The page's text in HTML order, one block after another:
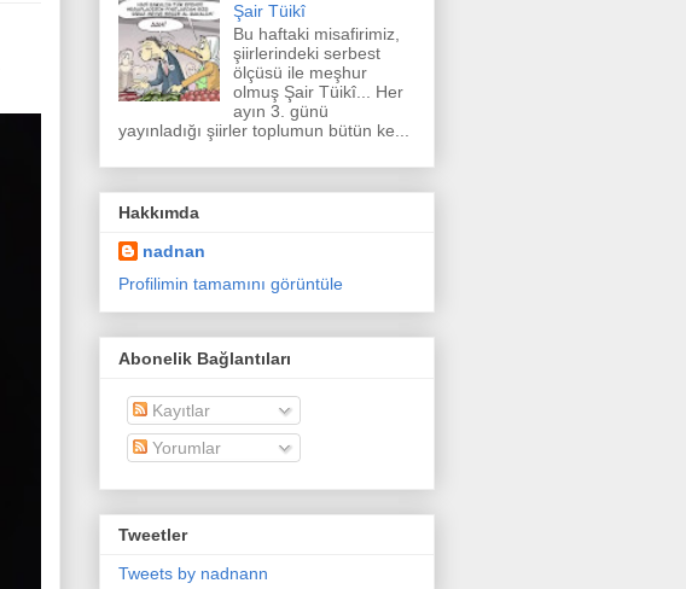
Şair Tüikî
Bu haftaki misafirimiz,
şiirlerindeki serbest
ölçüsü ile meşhur
olmuş Şair Tüikî... Her
ayın 3. günü
yayınladığı şiirler toplumun bütün ke...
Hakkımda
nadnan
Profilimin tamamını görüntüle
Abonelik Bağlantıları
Kayıtlar
Yorumlar
Tweetler
Tweets by nadnann